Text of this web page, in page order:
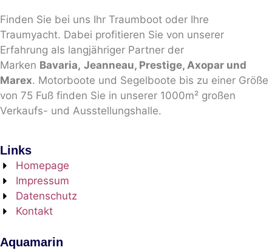
Finden Sie bei uns Ihr Traumboot oder Ihre
Traumyacht. Dabei profitieren Sie von unserer
Erfahrung als langjähriger Partner der
Marken Bavaria, Jeanneau, Prestige, Axopar und
Marex. Motorboote und Segelboote bis zu einer Größe
von 75 Fuß finden Sie in unserer 1000m² großen
Verkaufs- und Ausstellungshalle.
Links
Homepage
Impressum
Datenschutz
Kontakt
Aquamarin